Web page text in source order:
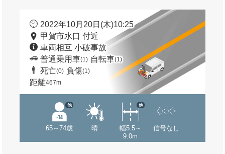
2022年10月20日(木)10:25
甲賀市水口 付近
車両相互 小破事故
普通乗用車(1) 自転車(1)
死亡(0) 負傷(1)
距離467m
65～74歳
他
晴
幅5.5～
9.0m
他
信号なし